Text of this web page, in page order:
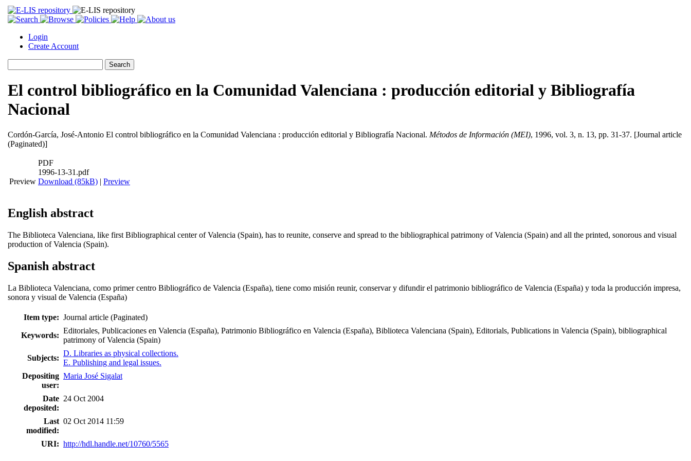
Login
Create Account
El control bibliográfico en la Comunidad Valenciana : producción editorial y Bibliografía
Nacional
Cordón-García, José-Antonio El control bibliográfico en la Comunidad Valenciana : producción editorial y Bibliografía Nacional. Métodos de Información (MEI), 1996, vol. 3, n. 13, pp. 31-37. [Journal article
(Paginated)]
Preview
PDF
1996-13-31.pdf
Download (85kB) | Preview
English abstract
The Biblioteca Valenciana, like first Bibliographical center of Valencia (Spain), has to reunite, conserve and spread to the bibliographical patrimony of Valencia (Spain) and all the printed, sonorous and visual
production of Valencia (Spain).
Spanish abstract
La Biblioteca Valenciana, como primer centro Bibliográfico de Valencia (España), tiene como misión reunir, conservar y difundir el patrimonio bibliográfico de Valencia (España) y toda la producción impresa,
sonora y visual de Valencia (España)
Item type: Journal article (Paginated)
Keywords:
Editoriales, Publicaciones en Valencia (España), Patrimonio Bibliográfico en Valencia (España), Biblioteca Valenciana (Spain), Editorials, Publications in Valencia (Spain), bibliographical
patrimony of Valencia (Spain)
Subjects:
D. Libraries as physical collections.
E. Publishing and legal issues.
Depositing
user:
Maria José Sigalat
Date
deposited:
24 Oct 2004
Last
modified:
02 Oct 2014 11:59
URI: http://hdl.handle.net/10760/5565